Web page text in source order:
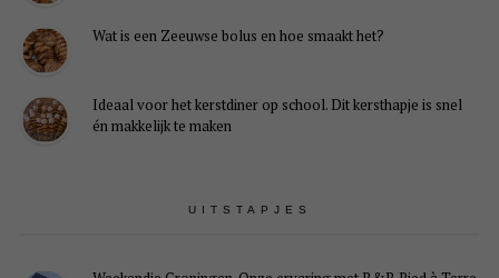
Wat is een Zeeuwse bolus en hoe smaakt het?
Ideaal voor het kerstdiner op school. Dit kersthapje is snel
én makkelijk te maken
UITSTAPJES